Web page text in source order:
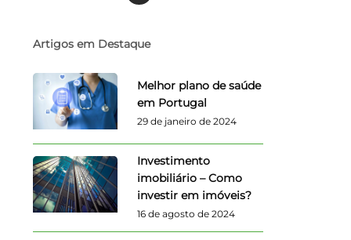
Artigos em Destaque
Melhor plano de saúde
em Portugal
29 de janeiro de 2024
Investimento
imobiliário – Como
investir em imóveis?
16 de agosto de 2024